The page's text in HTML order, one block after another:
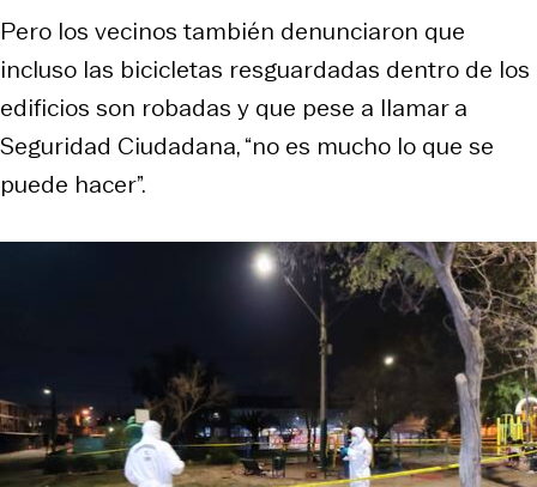
Pero los vecinos también denunciaron que
incluso las bicicletas resguardadas dentro de los
edificios son robadas y que pese a llamar a
Seguridad Ciudadana, “no es mucho lo que se
puede hacer”.